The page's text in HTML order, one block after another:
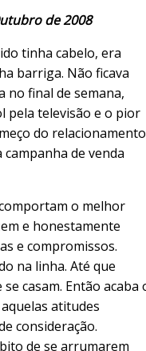
de 2008
tinha cabelo, era
barriga. Não ficava
no final de semana,
pela televisão e o pior
do relacionamento
de venda
o melhor
e honestamente
e compromissos.
na linha. Até que
casam. Então acaba
atitudes
consideração.
de se arrumarem